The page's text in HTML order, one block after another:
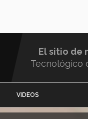
El sitio de
Tecnológico
VIDEOS